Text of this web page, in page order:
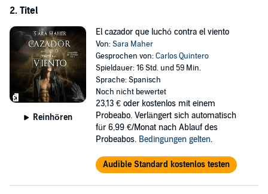
2. Titel
Reinhören
El cazador que luchó contra el viento
Von:Sara Maher
Gesprochen von:Carlos Quintero
Spieldauer: 16 Std. und 59 Min.
Sprache: Spanisch
Noch nicht bewertet
23,13 € oder kostenlos mit einem
Probeabo. Verlängert sich automatisch
für 6,99 €/Monat nach Ablauf des
Probeabos. Bedingungen gelten.
Audible Standard kostenlos testen